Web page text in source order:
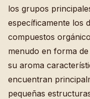
los grupos
específicamente los
compuestos
menudo en forma
su aroma
encuentran
pequeñas